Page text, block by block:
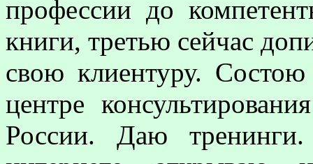
профессии до
книги, третью сейчас
свою клиентуру. Состою
центре
России. Даю